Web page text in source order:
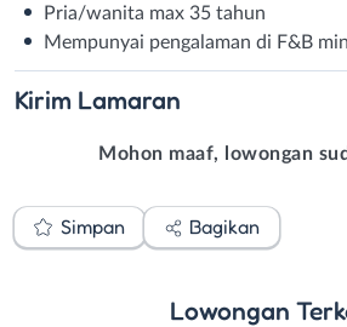
Pria/wanita max 35 tahun
Mempunyai pengalaman di F&B
Kirim Lamaran
Mohon maaf, lowongan
Simpan Bagikan
Lowongan